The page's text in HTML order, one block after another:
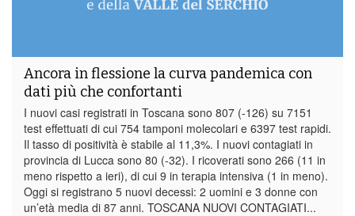
Ancora in flessione la curva pandemica con
dati più che confortanti
I nuovi casi registrati in Toscana sono 807 (-126) su 7151
test effettuati di cui 754 tamponi molecolari e 6397 test rapidi.
Il tasso di positività è stabile al 11,3%. I nuovi contagiati in
provincia di Lucca sono 80 (-32). I ricoverati sono 266 (11 in
meno rispetto a ieri), di cui 9 in terapia intensiva (1 in meno).
Oggi si registrano 5 nuovi decessi: 2 uomini e 3 donne con
un’età media di 87 anni. TOSCANA NUOVI CONTAGIATI...